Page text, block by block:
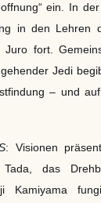
ein. In
in den Lehren
Juro fort.
Jedi
– und
: Visionen
das
Kamiyama